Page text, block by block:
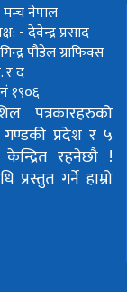
नेपाल
- देवेन्द्र प्रसाद
पौडेलग्राफिक्स
र द
१९०६
पत्रकारहरुको
गण्डकी प्रदेश र ५
रहनेछौ !
प्रस्तुत गर्ने हाम्रो